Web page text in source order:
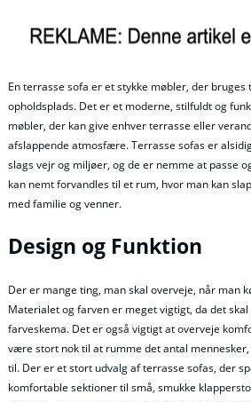
En terrasse sofa er et stykke møbler, der bruges
opholdsplads. Det er et moderne, stilfuldt og
møbler, der kan give enhver terrasse eller
afslappende atmosfære. Terrasse sofas er
slags vejr og miljøer, og de er nemme at passe
kan nemt forvandles til et rum, hvor man kan
med familie og venner.
Design og Funktion
Der er mange ting, man skal overveje, når man
Materialet og farven er meget vigtigt, da det
farveskema. Det er også vigtigt at overveje
være stort nok til at rumme det antal
til. Der er et stort udvalg af terrasse sofas, der
komfortable sektioner til små, smukke